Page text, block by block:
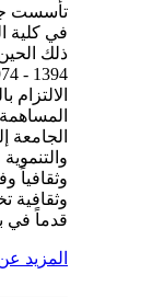
تأسست
ذلك
الالتزام
الجامعة
وثقافياً
وثقافية
قدماً في
المزيد